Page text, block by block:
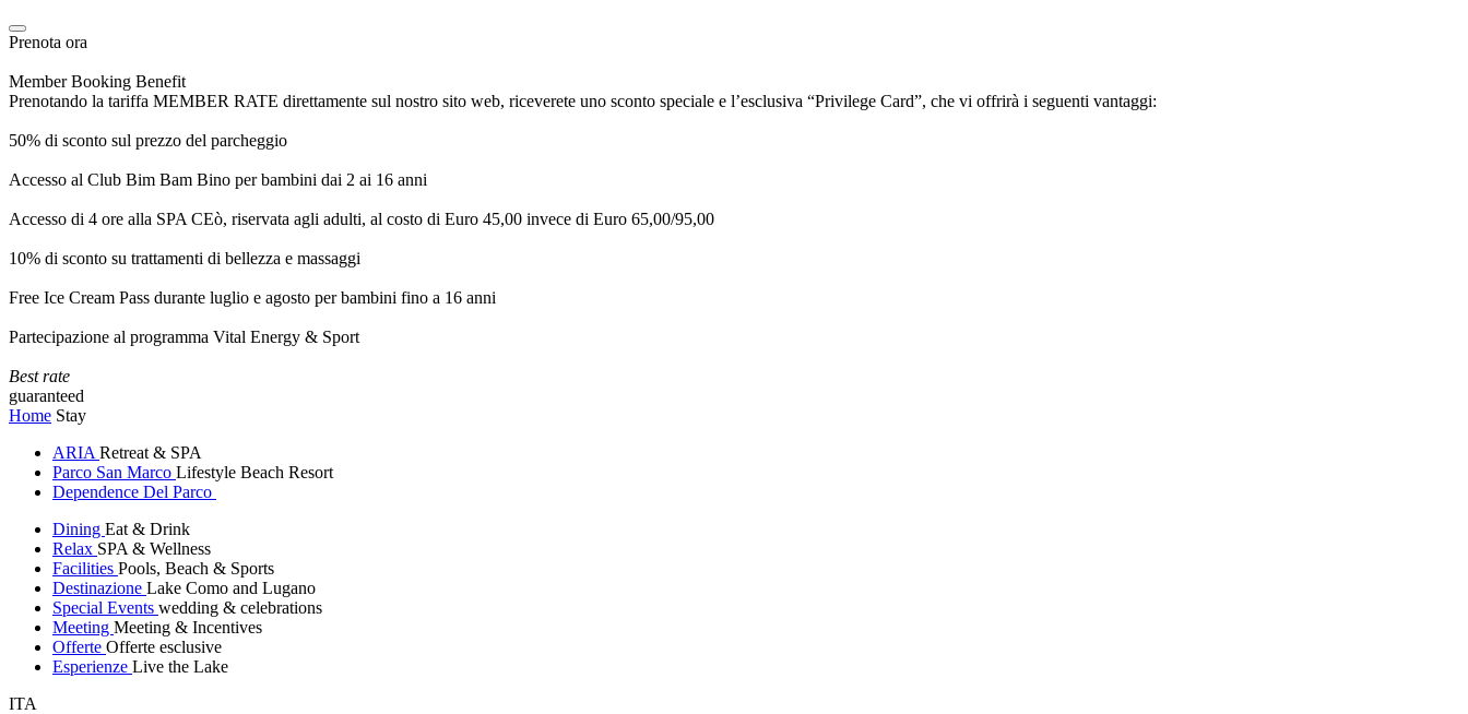
Prenota ora
Member Booking Benefit
Prenotando la tariffa MEMBER RATE direttamente sul nostro sito web, riceverete uno sconto speciale e l’esclusiva “Privilege Card”, che vi offrirà i seguenti vantaggi:
50% di sconto sul prezzo del parcheggio
Accesso al Club Bim Bam Bino per bambini dai 2 ai 16 anni
Accesso di 4 ore alla SPA CEò, riservata agli adulti, al costo di Euro 45,00 invece di Euro 65,00/95,00
10% di sconto su trattamenti di bellezza e massaggi
Free Ice Cream Pass durante luglio e agosto per bambini fino a 16 anni
Partecipazione al programma Vital Energy & Sport
Best rate
guaranteed
Home Stay
ARIA Retreat & SPA
Parco San Marco Lifestyle Beach Resort
Dependence Del Parco
Dining Eat & Drink
Relax SPA & Wellness
Facilities Pools, Beach & Sports
Destinazione Lake Como and Lugano
Special Events wedding & celebrations
Meeting Meeting & Incentives
Offerte Offerte esclusive
Esperienze Live the Lake
ITA